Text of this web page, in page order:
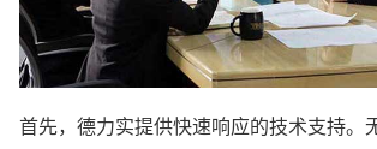
首先，德力实提供快速响应的技术支持。